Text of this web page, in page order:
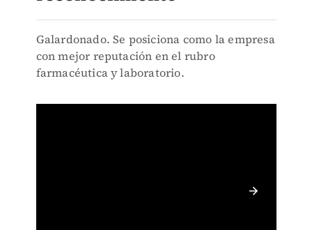
Galardonado. Se posiciona como la empresa
con mejor reputación en el rubro
farmacéutica y laboratorio.